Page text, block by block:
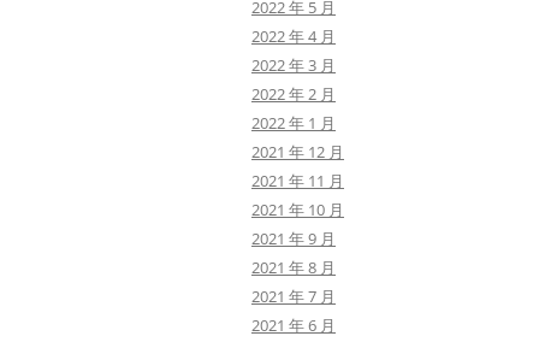
2022 年 5 月
2022 年 4 月
2022 年 3 月
2022 年 2 月
2022 年 1 月
2021 年 12 月
2021 年 11 月
2021 年 10 月
2021 年 9 月
2021 年 8 月
2021 年 7 月
2021 年 6 月